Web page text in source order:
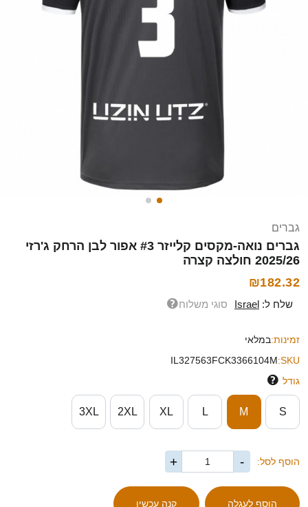
גברים
גברים נואה-מקסים קלייזר #3 אפור לבן הרחק ג'רזי
2025/26 חולצה קצרה
₪182.32
שלח ל: Israel סוגי משלוח
זמינות:במלאי
SKU:
IL327563FCK3366104M
גודל
S
M
L
XL
2XL
3XL
הוסף לסל: -
+